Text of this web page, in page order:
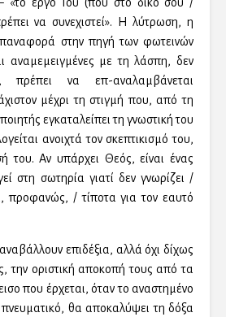
να συνεχιστεί». Η λύτρωση, η
στην πηγή των φωτεινών
αναμεμειγμένες με τη λάσπη, δεν
πρέπει να επ-αναλαμβάνεται
μέχρι τη στιγμή που, από τη
εγκαταλείπει τη γνωστική του
ανοιχτά τον σκεπτικισμό του,
του. Αν υπάρχει Θεός, είναι ένας
στη σωτηρία γιατί δεν γνωρίζει /
προφανώς, / τίποτα για τον εαυτό
αναβάλλουν επιδέξια, αλλά όχι δίχως
την οριστική αποκοπή τους από τα
που έρχεται, όταν το αναστημένο
πνευματικό, θα αποκαλύψει τη δόξα